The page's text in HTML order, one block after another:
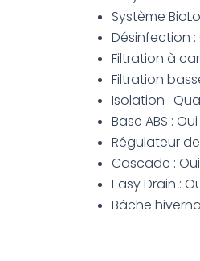
Système
Désinfection
Filtration à
Filtration
Isolation :
Base ABS : Oui
Régulateur
Cascade : Oui
Easy Drain :
Bâche